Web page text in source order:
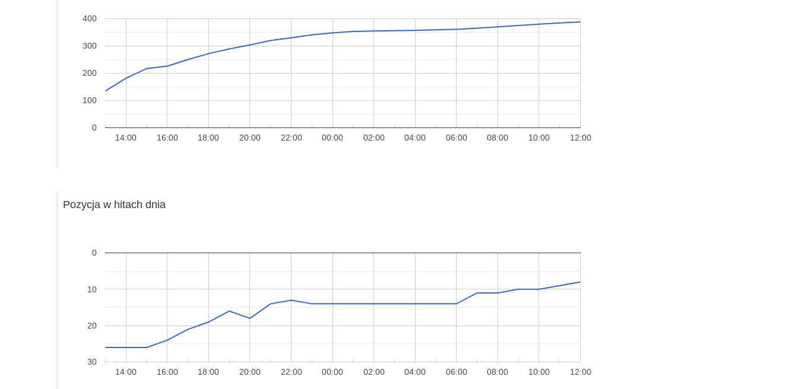
14:00 16:00 18:00 20:00 22:00 00:00 02:00 04:00 06:00 08:00 10:00 12:00
0
100
200
300
400
Pozycja w hitach dnia
14:00 16:00 18:00 20:00 22:00 00:00 02:00 04:00 06:00 08:00 10:00 12:00
0
10
20
30